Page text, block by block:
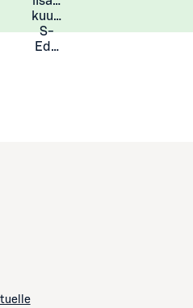
kuukauden
S-
Eduista